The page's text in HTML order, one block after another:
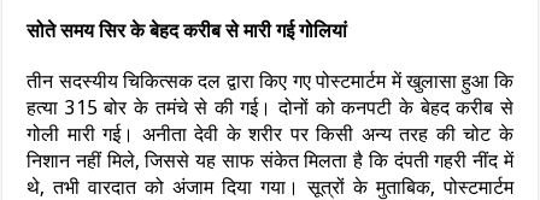
सोते समय सिर के बेहद करीब से मारी गई गोलियां
तीन सदस्यीय चिकित्सक दल द्वारा किए गए पोस्टमार्टम में खुलासा हुआ कि
हत्या 315 बोर के तमंचे से की गई। दोनों को कनपटी के बेहद करीब से
गोली मारी गई। अनीता देवी के शरीर पर किसी अन्य तरह की चोट के
निशान नहीं मिले, जिससे यह साफ संकेत मिलता है कि दंपती गहरी नींद में
थे, तभी वारदात को अंजाम दिया गया। सूत्रों के मुताबिक, पोस्टमार्टम